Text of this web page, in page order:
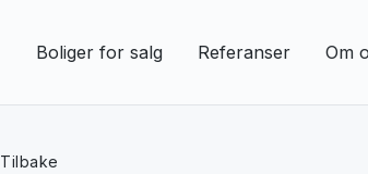
Boliger for salg Referanser Om
Tilbake